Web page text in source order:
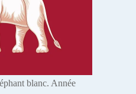
blanc. Année